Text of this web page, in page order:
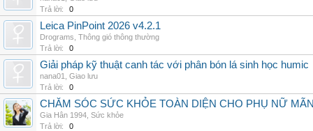
Trả lời:
0
Leica PinPoint 2026 v4.2.1
Drograms Thông gió thông thường
Trả lời:
0
Giải pháp kỹ thuật canh tác với phân bón lá sinh học humic
nana01
Giao lưu
Trả lời:
0
CHĂM SÓC SỨC KHỎE TOÀN DIỆN CHO PHỤ NỮ
Gia Hân 1994 Sức khỏe
Trả lời:
0